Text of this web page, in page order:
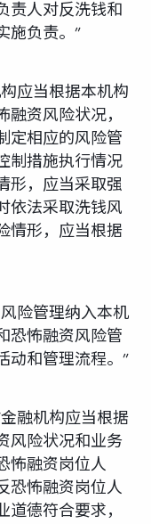
责人对反洗钱和
施负责。”
应当根据本机构
资风险状况，
定相应的风险管
制措施执行情况
形，应当采取强
依法采取洗钱风
情形，应当根据
险管理纳入本机
恐怖融资风险管
动和管理流程。”
融机构应当根据
风险状况和业务
怖融资岗位人
恐怖融资岗位人
德符合要求，